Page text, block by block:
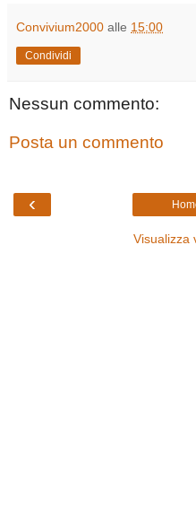
Convivium2000 alle 15:00
Condividi
Nessun commento:
Posta un commento
‹
Visualizza